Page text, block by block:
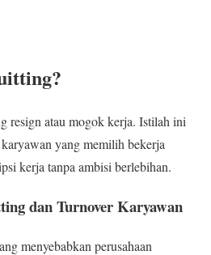
resign atau mogok kerja. Istilah ini
yang memilih bekerja
kerja tanpa ambisi berlebihan.
dan Turnover Karyawan
menyebabkan perusahaan